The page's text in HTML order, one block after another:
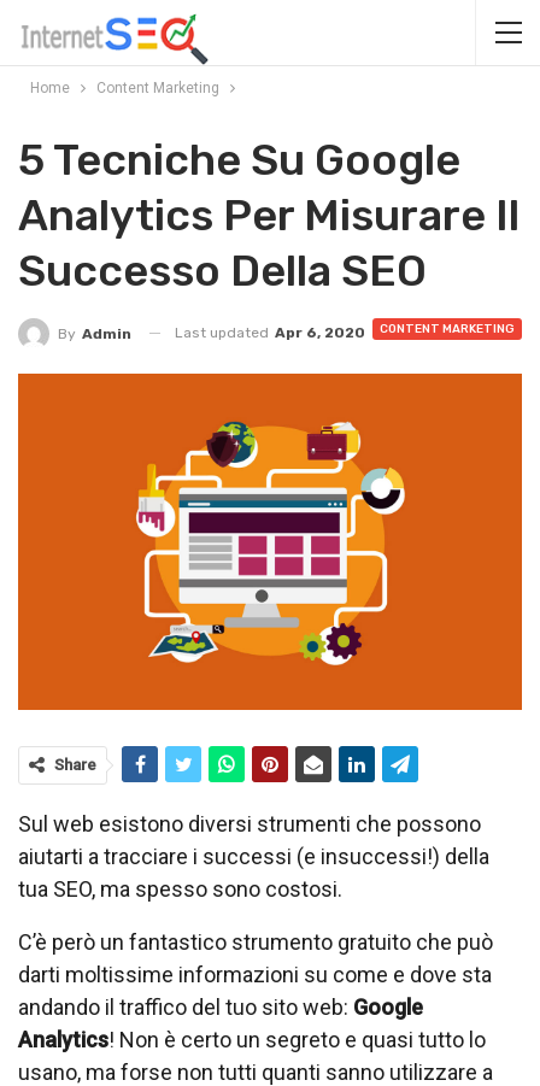
Home Content Marketing
5 Tecniche Su Google
Analytics Per Misurare Il
Successo Della SEO
CONTENT MARKETING
By Admin Last updated Apr 6, 2020
Share
Sul web esistono diversi strumenti che possono
aiutarti a tracciare i successi (e insuccessi!) della
tua SEO, ma spesso sono costosi.
C’è però un fantastico strumento gratuito che può
darti moltissime informazioni su come e dove sta
andando il traffico del tuo sito web: Google
Analytics! Non è certo un segreto e quasi tutto lo
usano, ma forse non tutti quanti sanno utilizzare a